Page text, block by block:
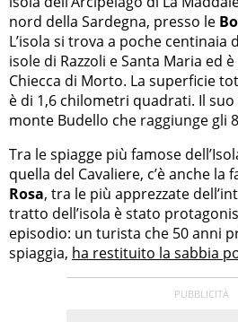
nord della Sardegna, presso le
L’isola si trova a poche centinaia
isole di Razzoli e Santa Maria ed
Chiecca di Morto. La superficie
è di 1,6 chilometri quadrati. Il
monte Budello che raggiunge gli
Tra le spiagge più famose
quella del Cavaliere, c’è anche la
Rosa, tra le più apprezzate
tratto dell’isola è stato
episodio: un turista che 50 anni
spiaggia, ha restituito la sabbia